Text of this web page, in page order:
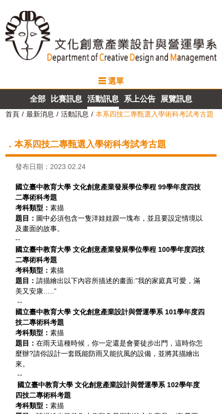
最新消息
系所介紹
計畫成果
聯絡我們
☰ 選單
全部 比賽訊息 活動訊息 系上公告 展覽訊息
首頁 最新消息 活動訊息 本系四技二專甄選入學術科考試考古題
．本系四技二專甄選入學術科考試考古題
發布日期：2023.02.24
國立臺中教育大學 文化創意產業發展學位學程 99學年度四技
二專術科考題
考科類型：素描
題目： 圖中必須包含一隻洋娃娃跟一塊布，並且要設定情境以
及畫面的故事。
--
國立臺中教育大學 文化創意產業發展學位學程 100學年度四技
二專術科考題
考科類型：素描
題目：請描繪出以下內容所描述的畫面:”我的家庭真可愛，滿
美又安康…..”
--
國立臺中教育大學 文化創意產業設計與營運學系 101學年度四
技二專術科考題
考科類型：素描
題目：在雨天這種時候，你一定還是會要徒步出門，這時你怎
麼辦?請你設計一套既能防雨又能抗風的設備，並將其描繪出
來。
--
國立臺中教育大學 文化創意產業設計與營運學系 102學年度
四技二專術科考題
考科類型：素描